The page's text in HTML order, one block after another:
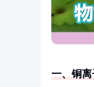
一、铜